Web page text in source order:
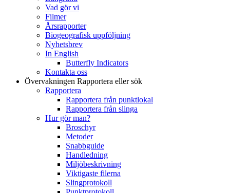
Vad gör vi
Filmer
Årsrapporter
Biogeografisk uppföljning
Nyhetsbrev
In English
Butterfly Indicators
Kontakta oss
Övervakningen Rapportera eller sök
Rapportera
Rapportera från punktlokal
Rapportera från slinga
Hur gör man?
Broschyr
Metoder
Snabbguide
Handledning
Miljöbeskrivning
Viktigaste filerna
Slingprotokoll